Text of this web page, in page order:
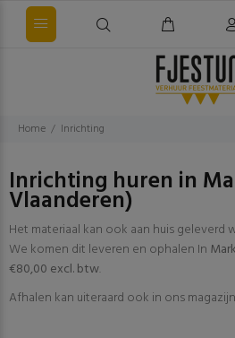
Home Inrichting
Inrichting huren in
Vlaanderen)
Het materiaal kan ook aan huis geleverd
We komen dit leveren en ophalen In
€80,00 excl. btw.
Afhalen kan uiteraard ook in ons